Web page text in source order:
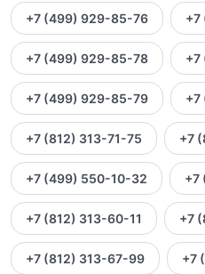
+7 (499) 929-85-76 +7
+7 (499) 929-85-78
+7 (499) 929-85-79 +7
+7 (812) 313-71-75 +7
+7 (499) 550-10-32 +7
+7 (812) 313-60-11 +7
+7 (812) 313-67-99 +7